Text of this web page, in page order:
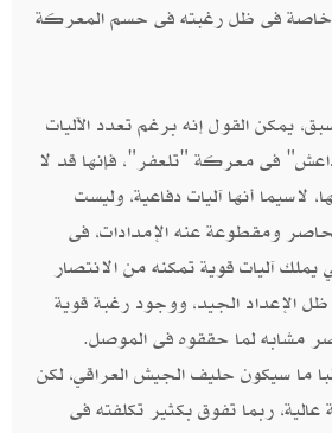
خاصة فى ظل رغبته فى حسم المعركة
يمكن القول إنه برغم تعدد الآليات
فى معركة "تلعفر"، فإنها قد لا
لاسيما أنها آليات دفاعية، وليست
ومقطوعة عنه الإمدادات، فى
آليات قوية تمكنه من الانتصار
الإعداد الجيد، ووجود رغبة قوية
مشابه لما حققوه فى الموصل.
ما سيكون حليف الجيش العراقي، لكن
ربما تفوق بكثير تكلفته فى